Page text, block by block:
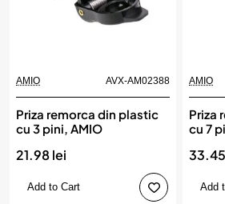
AMIO AVX-AM02388
Priza remorca din plastic
cu 3 pini, AMIO
21.98 lei
Add to Cart
AMIO
Priza
cu 7
Add